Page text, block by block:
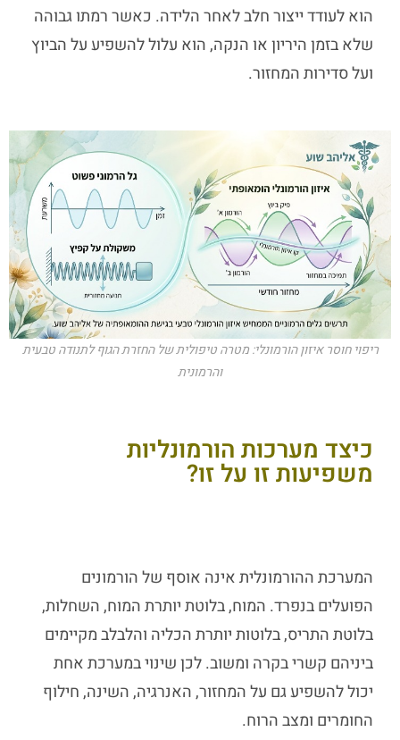
הוא לעודד ייצור חלב לאחר הלידה. כאשר רמתו גבוהה
שלא בזמן היריון או הנקה, הוא עלול להשפיע על הביוץ
ועל סדירות המחזור.
ריפוי חוסר איזון הורמונלי: מטרה טיפולית של החזרת הגוף לתנודה טבעית
והרמונית
כיצד מערכות הורמונליות
משפיעות זו על זו?
המערכת ההורמונלית אינה אוסף של הורמונים
הפועלים בנפרד. המוח, בלוטת יותרת המוח, השחלות,
בלוטת התריס, בלוטות יותרת הכליה והלבלב מקיימים
ביניהם קשרי בקרה ומשוב. לכן שינוי במערכת אחת
יכול להשפיע גם על המחזור, האנרגיה, השינה, חילוף
החומרים ומצב הרוח.